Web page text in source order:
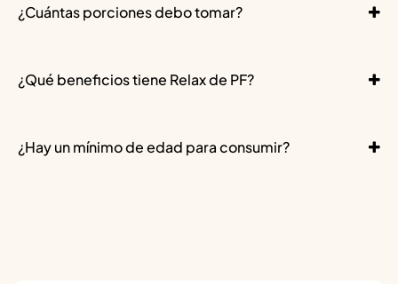
¿Cuántas porciones debo tomar?
¿Qué beneficios tiene Relax de PF?
¿Hay un mínimo de edad para consumir?